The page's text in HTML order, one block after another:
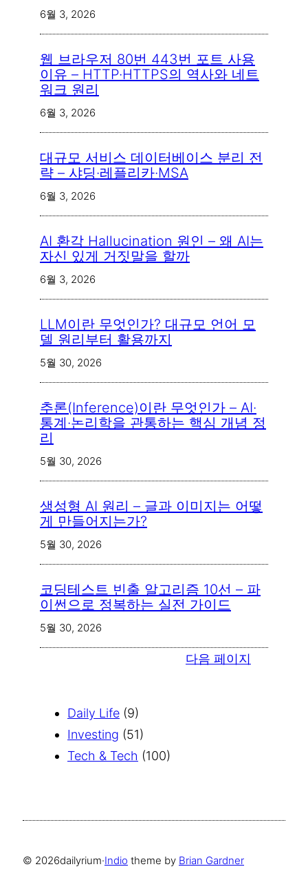
6월 3, 2026
웹 브라우저 80번 443번 포트 사용
이유 – HTTP·HTTPS의 역사와 네트
워크 원리
6월 3, 2026
대규모 서비스 데이터베이스 분리 전
략 – 샤딩·레플리카·MSA
6월 3, 2026
AI 환각 Hallucination 원인 – 왜 AI는
자신 있게 거짓말을 할까
6월 3, 2026
LLM이란 무엇인가? 대규모 언어 모
델 원리부터 활용까지
5월 30, 2026
추론(Inference)이란 무엇인가 – AI·
통계·논리학을 관통하는 핵심 개념 정
리
5월 30, 2026
생성형 AI 원리 – 글과 이미지는 어떻
게 만들어지는가?
5월 30, 2026
코딩테스트 빈출 알고리즘 10선 – 파
이썬으로 정복하는 실전 가이드
5월 30, 2026
다음 페이지
Daily Life (9)
Investing (51)
Tech & Tech (100)
© 2026dailyrium·Indio theme by Brian Gardner